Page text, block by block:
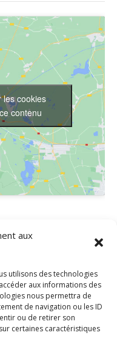
aux
utilisons des technologies
aux informations des
nous permettra de
de navigation ou les ID
ou de retirer son
certaines caractéristiques
les cookies
contenu
– Des étoiles dans la mer